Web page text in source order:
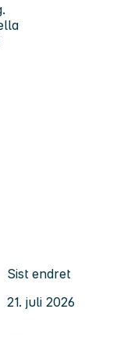
Sist endret
21. juli 2026